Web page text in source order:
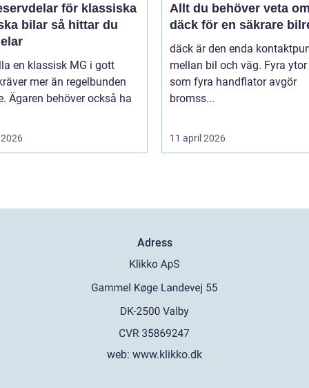
för klassiska
så hittar du
en klassisk MG i gott
mer än regelbunden
Ägaren behöver också ha
Allt du behöver veta
däck för en säkrare
däck är den enda
mellan bil och väg. Fyra
som fyra handflator avgör
bromss...
11 april 2026
Adress
web: www.klikko.dk